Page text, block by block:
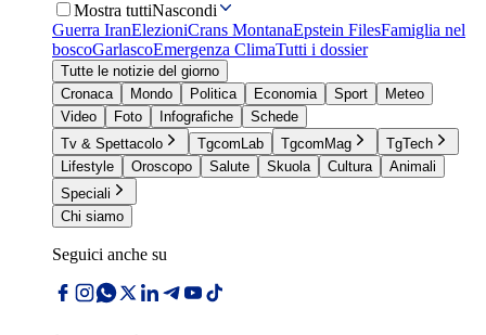
Mostra tuttiNascondi
Guerra IranElezioniCrans MontanaEpstein FilesFamiglia nel
boscoGarlascoEmergenza ClimaTutti i dossier
Tutte le notizie del giorno
Cronaca
Mondo Politica Economia Sport
Meteo
Video
Foto Infografiche
Schede
Tv & Spettacolo
TgcomLab TgcomMag
TgTech
Lifestyle
Oroscopo Salute Skuola Cultura
Animali
Speciali
Chi siamo
Seguici anche su